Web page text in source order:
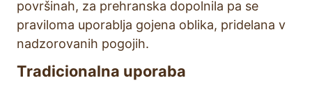
površinah, za prehranska dopolnila pa se
praviloma uporablja gojena oblika, pridelana v
nadzorovanih pogojih.
Tradicionalna uporaba